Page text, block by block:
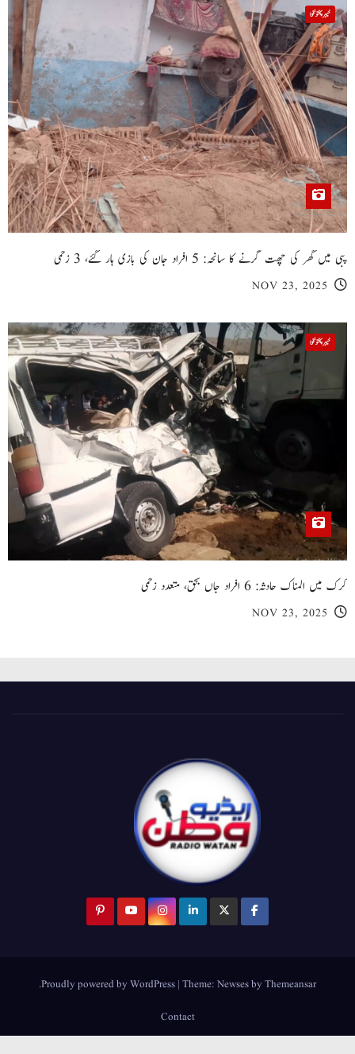
خیبر پختونخوا
پبی میں گھر کی چھت گرنے کا سانحہ: 5 افراد جان کی بازی ہار گئے، 3 زخمی
NOV 23, 2025
خیبر پختونخوا
کرک میں المناک حادثہ: 6 افراد جاں بحق، متعدد زخمی
NOV 23, 2025
Proudly powered by WordPress |Theme:NewsesbyThemeansar
.
Contact